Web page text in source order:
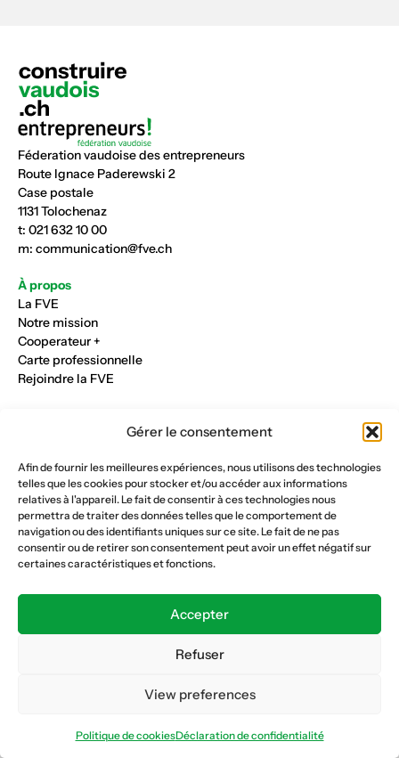
Gérer le consentement
Afin de fournir les meilleures expériences, nous utilisons des technologies
telles que les cookies pour stocker et/ou accéder aux informations
relatives à l'appareil. Le fait de consentir à ces technologies nous
permettra de traiter des données telles que le comportement de
navigation ou des identifiants uniques sur ce site. Le fait de ne pas
consentir ou de retirer son consentement peut avoir un effet négatif sur
certaines caractéristiques et fonctions.
Accepter
Refuser
View preferences
Politique de cookiesDéclaration de confidentialité
Féderation vaudoise des entrepreneurs
Route Ignace Paderewski 2
Case postale
1131 Tolochenaz
t: 021 632 10 00
m: communication@fve.ch
À propos
La FVE
Notre mission
Cooperateur +
Carte professionnelle
Rejoindre la FVE
Maçonnerie et génie civil
Parqueterie et sols
Menuiserie et bois
Plâtrerie et peinture
Nous suivre
Formation continue
Caisse AVS 66.1
© Copyright 2026 FVE
Website :